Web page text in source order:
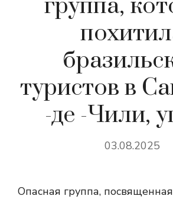
группа,
туристов в
-де -Чили,
03.08.2025
Опасная группа,